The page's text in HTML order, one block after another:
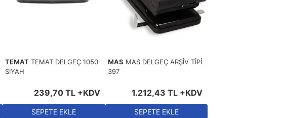
Eskiden > Yeniye
TEMAT TEMAT DELGEÇ 1050
SİYAH
239,70 TL+KDV
SEPETE EKLE
MAS MAS DELGEÇ ARŞİV TİPİ
397
1.212,43 TL +KDV
SEPETE EKLE